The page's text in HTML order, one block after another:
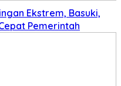
Ekstrem, Basuki,
Pemerintah